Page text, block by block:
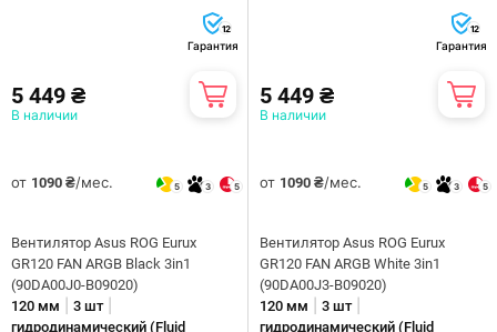
12
Гарантия
5 449 ₴
В наличии
от 1090 ₴/мес. 5 3 5
Вентилятор Asus ROG Eurux
GR120 FAN ARGB Black 3in1
(90DA00J0-B09020)
120 мм
3 шт|
гидродинамический (Fluid
12
Гарантия
5 449 ₴
В наличии
от 1090 ₴/мес. 5 3 5
Вентилятор Asus ROG Eurux
GR120 FAN ARGB White 3in1
(90DA00J3-B09020)
120 мм
3 шт|
гидродинамический (Fluid